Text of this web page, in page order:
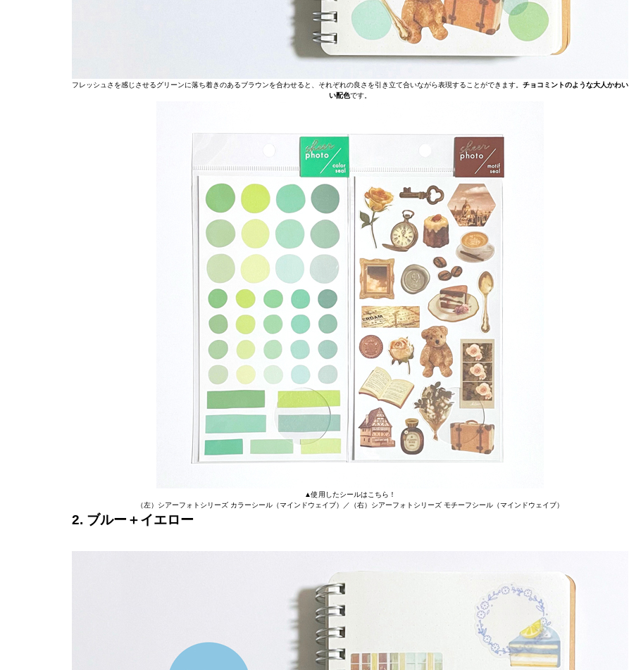
フレッシュさを感じさせるグリーンに落ち着きのあるブラウンを合わせると、それぞれの良さを引き立て合いながら表現することができます。 チョコミントのような大人かわい
い配色です。
▲使用したシールはこちら！
（左）シアーフォトシリーズ カラーシール（マインドウェイブ）／（右）シアーフォトシリーズ モチーフシール（マインドウェイブ）
2. ブルー＋イエロー